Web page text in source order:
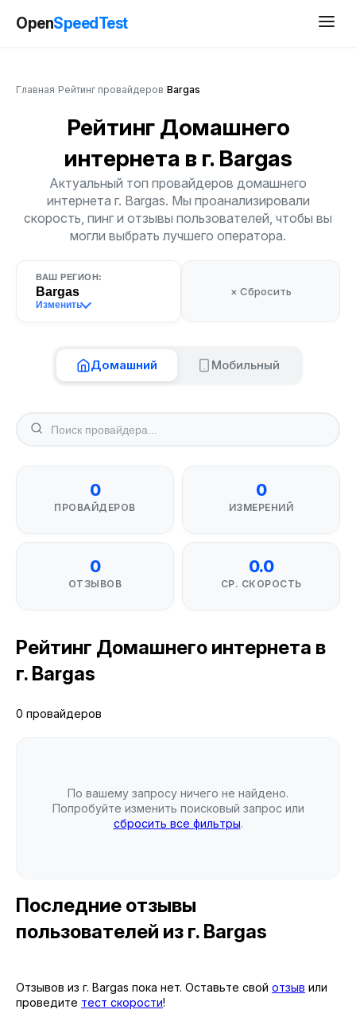
OpenSpeedTest
Главная Рейтинг провайдеров Bargas
Рейтинг Домашнего
интернета в г. Bargas
Актуальный топ провайдеров домашнего
интернета г. Bargas. Мы проанализировали
скорость, пинг и отзывы пользователей, чтобы вы
могли выбрать лучшего оператора.
ВАШ РЕГИОН:
Bargas
Изменить
× Сбросить
Домашний Мобильный
0
ПРОВАЙДЕРОВ
0
ИЗМЕРЕНИЙ
0
ОТЗЫВОВ
0.0
СР. СКОРОСТЬ
Рейтинг Домашнего интернета в
г. Bargas
0 провайдеров
По вашему запросу ничего не найдено.
Попробуйте изменить поисковый запрос или
сбросить все фильтры.
Последние отзывы
пользователей из г. Bargas
Отзывов из г. Bargas пока нет. Оставьте свой отзыв или
проведите тест скорости!